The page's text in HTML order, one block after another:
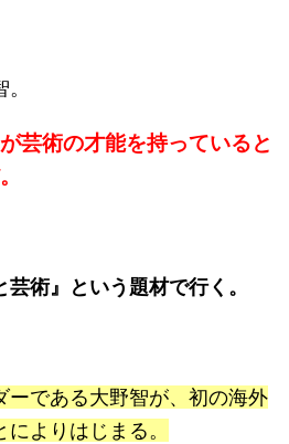
芸術の才能を持っていると
術』という題材で行く。
ーである大野智が、初の海外
よりはじまる。